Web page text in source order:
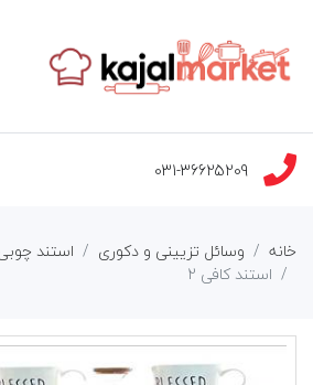
031-36625209
خانه وسائل تزیینی و دکوری
استند
استند کافی 2